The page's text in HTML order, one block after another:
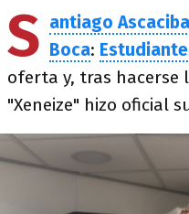
S antiago
Boca:
oferta y, tras hacerse
"Xeneize" hizo oficial